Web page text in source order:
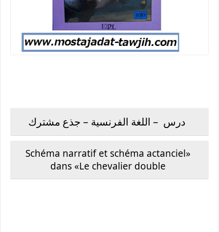
درس – اللغة الفرنسية – جذع مشترك
«Schéma narratif et schéma actanciel
dans «Le chevalier double